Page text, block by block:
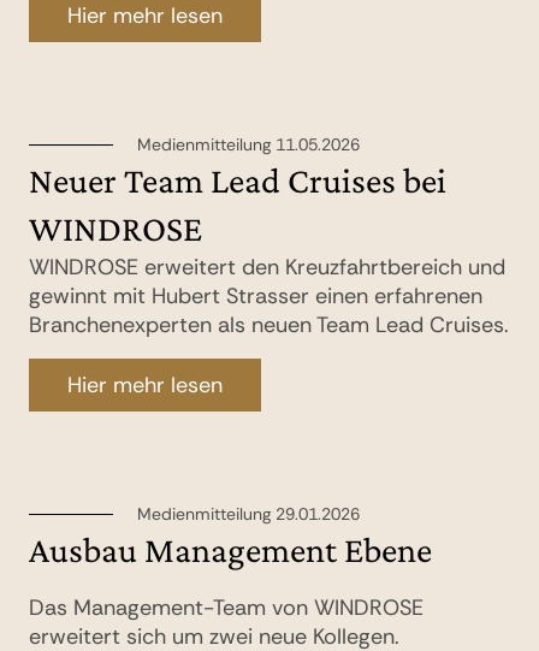
Hier mehr lesen
Medienmitteilung 11.05.2026
Neuer Team Lead Cruises bei
WINDROSE
WINDROSE erweitert den Kreuzfahrtbereich und
gewinnt mit Hubert Strasser einen erfahrenen
Branchenexperten als neuen Team Lead Cruises.
Hier mehr lesen
Medienmitteilung 29.01.2026
Ausbau Management Ebene
Das Management-Team von WINDROSE
erweitert sich um zwei neue Kollegen.